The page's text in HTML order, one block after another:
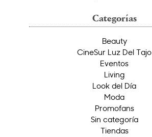
Categorías
Beauty
CineSur Luz Del Tajo
Eventos
Living
Look del Día
Moda
Promofans
Sin categoría
Tiendas